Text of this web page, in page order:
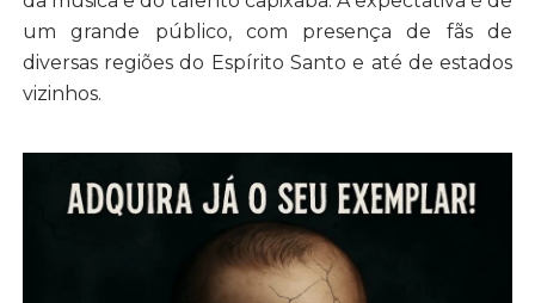
um grande público, com presença de fãs de
diversas regiões do Espírito Santo e até de estados
vizinhos.